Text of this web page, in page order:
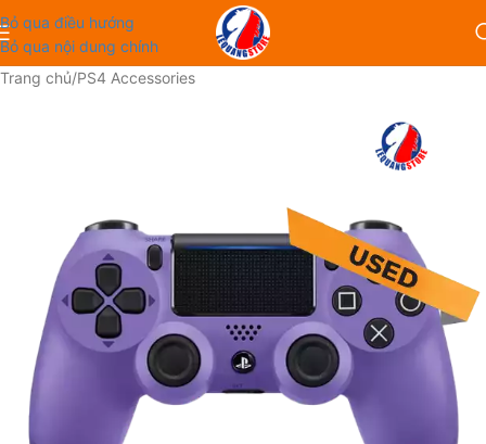
Bỏ qua điều hướng
Bỏ qua nội dung chính
Trang chủ/PS4 Accessories